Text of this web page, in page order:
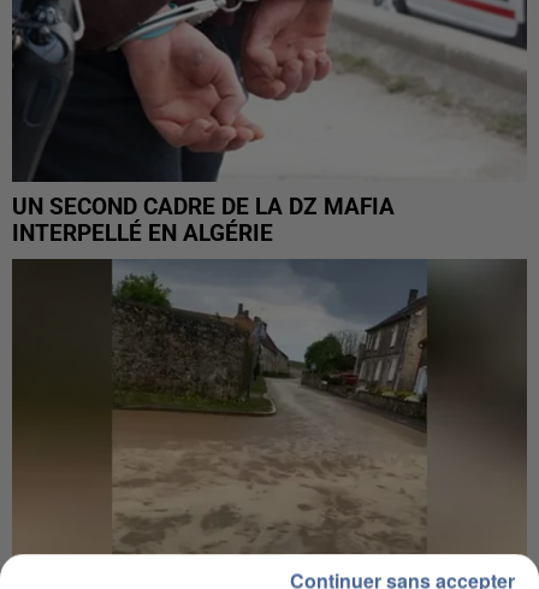
UN SECOND CADRE DE LA DZ MAFIA
INTERPELLÉ EN ALGÉRIE
Continuer sans accepter